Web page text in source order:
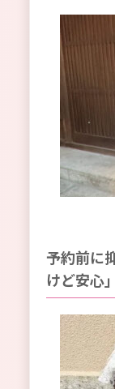
予約前に
けど安心」